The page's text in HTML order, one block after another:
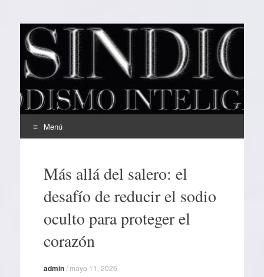
EL SINDICAL
Periodismo Inteligente
Menú
contenidoMás allá del salero: el
desafío de reducir el sodio
oculto para proteger el
corazón
admin/ mayo 11, 2026